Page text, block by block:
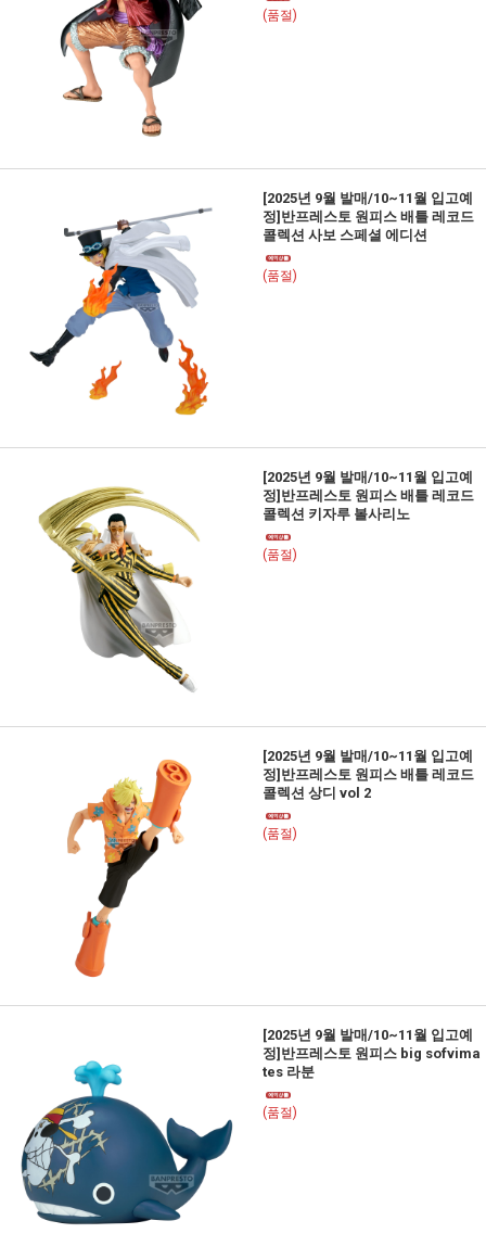
(품절)
[2025년 9월 발매/10~11월 입고예
정]반프레스토 원피스 배틀 레코드
콜렉션 사보 스페셜 에디션
(품절)
[2025년 9월 발매/10~11월 입고예
정]반프레스토 원피스 배틀 레코드
콜렉션 키자루 볼사리노
(품절)
[2025년 9월 발매/10~11월 입고예
정]반프레스토 원피스 배틀 레코드
콜렉션 상디 vol 2
(품절)
[2025년 9월 발매/10~11월 입고예
정]반프레스토 원피스 big sofvima
tes 라분
(품절)